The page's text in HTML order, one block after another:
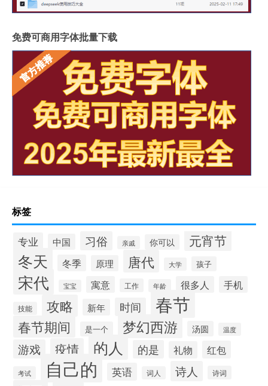
免费可商用字体批量下载
标签
专业 中国 习俗 亲戚 你可以 元宵节
冬天 冬季 原理 唐代 大学 孩子
宋代 宝宝 寓意 工作 年龄 很多人 手机
技能 攻略 新年 时间 春节
春节期间 是一个 梦幻西游 汤圆 温度
游戏 疫情 的人 的是 礼物 红包
考试 自己的 英语 词人 诗人 诗词